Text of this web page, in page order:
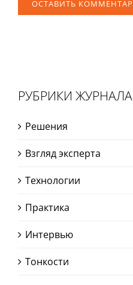
РУБРИКИ ЖУРНАЛА
Решения
Взгляд эксперта
Технологии
Практика
Интервью
Тонкости